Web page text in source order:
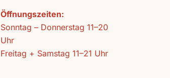
Öffnungszeiten:
Sonntag – Donnerstag 11–20
Uhr
Freitag + Samstag 11–21 Uhr